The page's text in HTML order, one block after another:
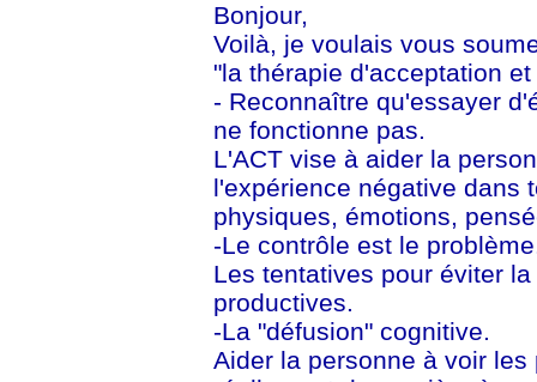
Bonjour,
Voilà, je voulais vous
"la thérapie d'acceptation
- Reconnaître qu'essayer
ne fonctionne pas.
L'ACT vise à aider la
l'expérience négative dans
physiques, émotions,
-Le contrôle est le
Les tentatives pour éviter
productives.
-La "défusion" cognitive.
Aider la personne à voir